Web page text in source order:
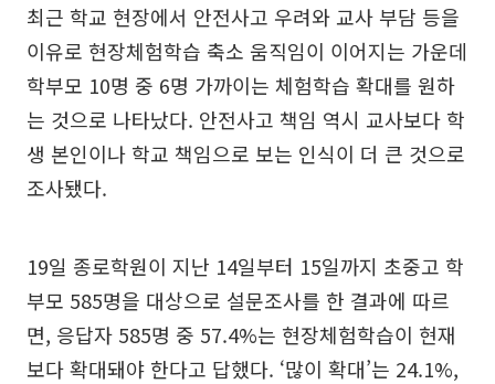
최근 학교 현장에서 안전사고 우려와 교사 부담 등을
이유로 현장체험학습 축소 움직임이 이어지는 가운데
학부모 10명 중 6명 가까이는 체험학습 확대를 원하
는 것으로 나타났다. 안전사고 책임 역시 교사보다 학
생 본인이나 학교 책임으로 보는 인식이 더 큰 것으로
조사됐다.
19일 종로학원이 지난 14일부터 15일까지 초중고 학
부모 585명을 대상으로 설문조사를 한 결과에 따르
면, 응답자 585명 중 57.4%는 현장체험학습이 현재
보다 확대돼야 한다고 답했다. ‘많이 확대’는 24.1%,